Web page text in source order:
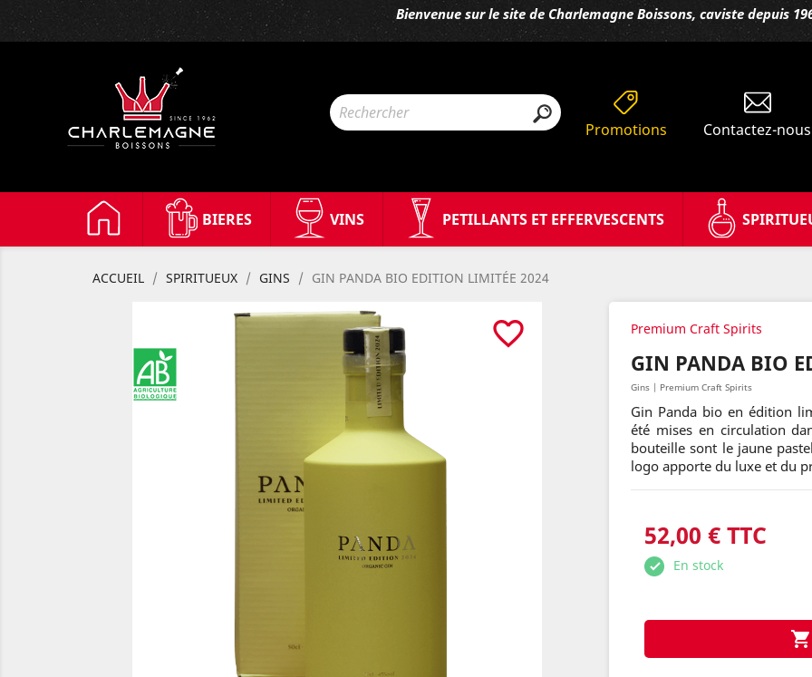
Bienvenue sur le site de Charlemagne Boissons, caviste depuis
BIERES VINS PETILLANTS ET EFFERVESCENTS
Promotions Contactez-nous
ACCUEIL SPIRITUEUX GINS GIN PANDA BIO EDITION LIMITÉE 2024
favorite_border Premium Craft Spirits
GIN PANDA BIO
Gins | Premium Craft Spirits
Gin Panda bio en édition
été mises en circulation
bouteille sont le jaune
logo apporte du luxe et du
52,00 € TTC
En stock
